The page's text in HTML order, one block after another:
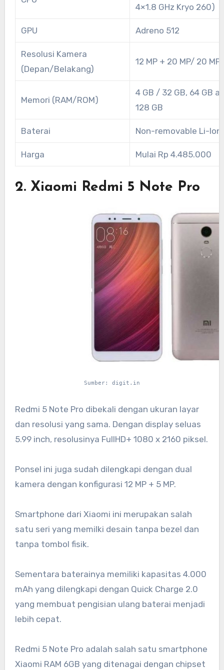
4×1.8 GHz Kryo 260)
GPU Adreno 512
Resolusi Kamera
(Depan/Belakang)
12 MP + 20 MP/ 20 MP
Memori (RAM/ROM)
4 GB / 32 GB, 64 GB
128 GB
Baterai Non-removable Li-
Harga Mulai Rp 4.485.000
2. Xiaomi Redmi 5 Note Pro
Sumber: digit.in
Redmi 5 Note Pro dibekali dengan ukuran layar
dan resolusi yang sama. Dengan display seluas
5.99 inch, resolusinya FullHD+ 1080 x 2160 piksel.
Ponsel ini juga sudah dilengkapi dengan dual
kamera dengan konfigurasi 12 MP + 5 MP.
Smartphone dari Xiaomi ini merupakan salah
satu seri yang memilki desain tanpa bezel dan
tanpa tombol fisik.
Sementara baterainya memiliki kapasitas 4.000
mAh yang dilengkapi dengan Quick Charge 2.0
yang membuat pengisian ulang baterai menjadi
lebih cepat.
Redmi 5 Note Pro adalah salah satu smartphone
Xiaomi RAM 6GB yang ditenagai dengan chipset